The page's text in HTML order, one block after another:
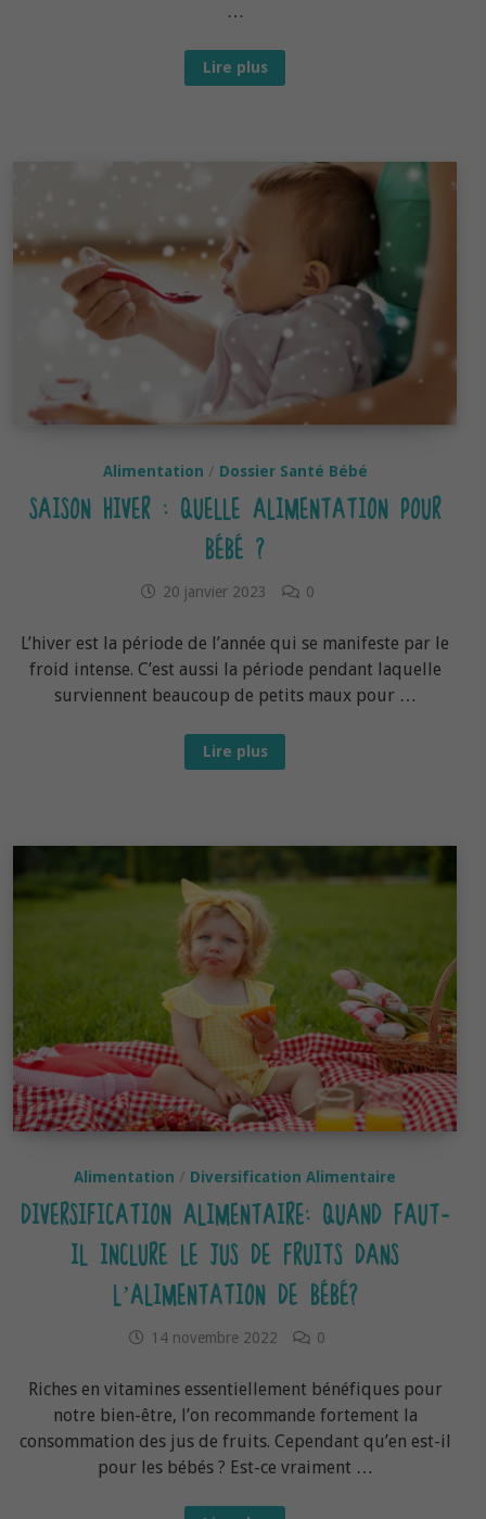
…
Grignotage :
Faut-
il
Lire plus
Alimentation Dossier Santé Bébé
SAISON HIVER : QUELLE ALIMENTATION POUR
BÉBÉ ?
20 janvier 2023 0
L’hiver est la période de l’année qui se manifeste par le
froid intense. C’est aussi la période pendant laquelle
surviennent beaucoup de petits maux pour …
Saison
HIVER :
Quelle
Lire plus
Alimentation Diversification Alimentaire
DIVERSIFICATION ALIMENTAIRE: QUAND FAUT-
IL INCLURE LE JUS DE FRUITS DANS
L’ALIMENTATION DE BÉBÉ?
14 novembre 2022 0
Riches en vitamines essentiellement bénéfiques pour
notre bien-être, l’on recommande fortement la
consommation des jus de fruits. Cependant qu’en est-il
pour les bébés ? Est-ce vraiment …